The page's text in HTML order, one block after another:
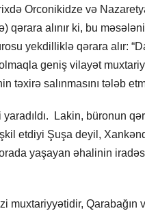
Orconikidze və
alınır ki, bu
yekdilliklə qərara alır:
geniş vilayət
təxirə salınmasını tələb
Lakin, büronun
etdiyi Şuşa deyil,
yaşayan əhalinin
muxtariyyətidir, Qarabağın